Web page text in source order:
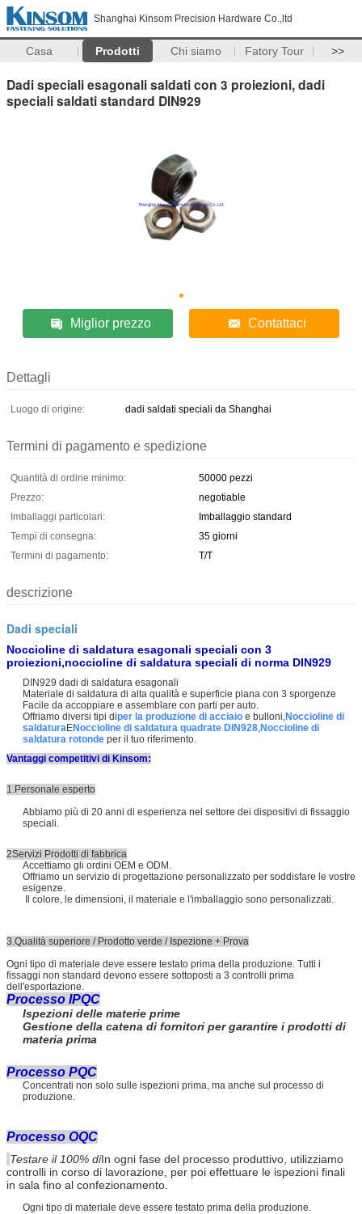
Shanghai Kinsom Precision Hardware Co.,ltd
Casa Prodotti Chi siamo Fatory Tour >>
Dadi speciali esagonali saldati con 3 proiezioni, dadi
speciali saldati standard DIN929
Miglior prezzo Contattaci
Dettagli
Luogo di origine: dadi saldati speciali da Shanghai
Termini di pagamento e spedizione
Quantità di ordine minimo:
50000 pezzi
Prezzo:
negotiable
Imballaggi particolari:
Imballaggio standard
Tempi di consegna:
35 giorni
Termini di pagamento:
T/T
descrizione
Dadi speciali
Noccioline di saldatura esagonali speciali con 3
proiezioni,noccioline di saldatura speciali di norma DIN929
DIN929 dadi di saldatura esagonali
Materiale di saldatura di alta qualità e superficie piana con 3 sporgenze
Facile da accoppiare e assemblare con parti per auto.
Offriamo diversi tipi diper la produzione di acciaio e bulloni,Noccioline di
saldaturaENoccioline di saldatura quadrate DIN928,Noccioline di
saldatura rotonde per il tuo riferimento.
Vantaggi competitivi di Kinsom:
1.Personale esperto
Abbiamo più di 20 anni di esperienza nel settore dei dispositivi di fissaggio
speciali.
2Servizi Prodotti di fabbrica
Accettiamo gli ordini OEM e ODM.
Offriamo un servizio di progettazione personalizzato per soddisfare le vostre
esigenze.
Il colore, le dimensioni, il materiale e l'imballaggio sono personalizzati.
3.Qualità superiore / Prodotto verde / Ispezione + Prova
Ogni tipo di materiale deve essere testato prima della produzione. Tutti i
fissaggi non standard devono essere sottoposti a 3 controlli prima
dell'esportazione.
Processo IPQC
Ispezioni delle materie prime
Gestione della catena di fornitori per garantire i prodotti di
materia prima
Processo PQC
Concentrati non solo sulle ispezioni prima, ma anche sul processo di
produzione.
Processo OQC
Testare il 100% diIn ogni fase del processo produttivo, utilizziamo
controlli in corso di lavorazione, per poi effettuare le ispezioni finali
in sala fino al confezionamento.
Ogni tipo di materiale deve essere testato prima della produzione.